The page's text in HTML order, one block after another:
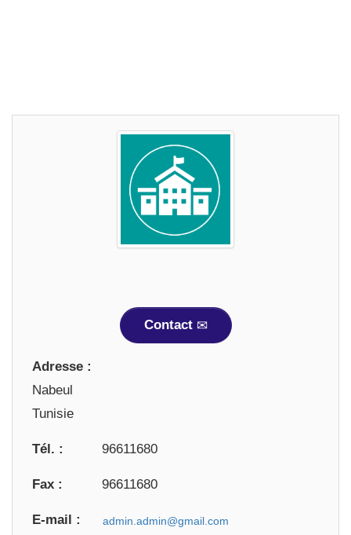
Contact
Adresse :
Nabeul
Tunisie
Tél. : 96611680
Fax : 96611680
E-mail :